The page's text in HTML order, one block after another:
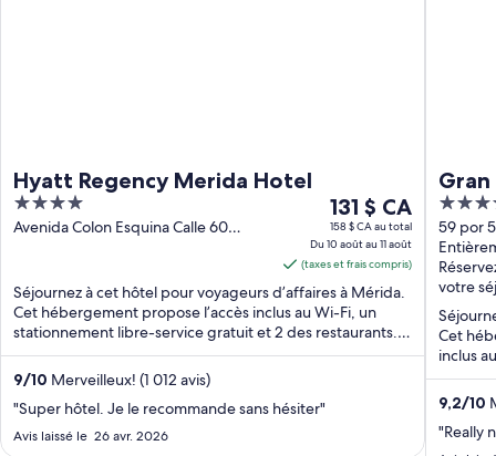
Hyatt Regency Merida Hotel
4
out
Avenida Colon Esquina Calle 60
Le
prix
est
de 131 $ CA
par
nuit
du 10
131 $ CA
158 $ CA au total
Du 10 août au 11 août
(taxes et frais compris)
Séjournez à cet hôtel pour voyageurs d’affaires à Mérida.
Cet hébergement propose l’accès inclus au Wi-Fi, un
stationnement libre-service gratuit et 2 des restaurants.
...
9/10 Merveilleux! (1 012 avis)
"Super hôtel. Je le recommande sans hésiter"
Avis laissé le 26 avr. 2026
4
out
of
5
59 por
YUC
votre
Cet
inclus
9,2/10
"Really